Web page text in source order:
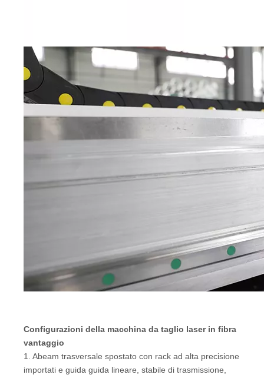
Configurazioni della macchina da taglio laser in fibra
vantaggio
1. Abeam trasversale spostato con rack ad alta precisione
importati e guida guida lineare, stabile di trasmissione,